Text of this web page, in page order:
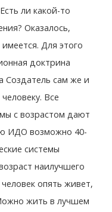
ли какой-то
Оказалось,
Для этого
доктрина
сам же и
Все
с возрастом дают
ИДО возможно 40-
системы
наилучшего
опять живет,
жить в лучшем